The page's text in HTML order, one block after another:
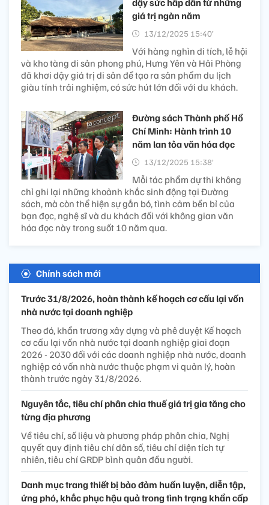
dậy sức hấp dẫn từ những
giá trị ngàn năm
13/12/2025 15:40’
Với hàng nghìn di tích, lễ hội
và kho tàng di sản phong phú, Hưng Yên và Hải Phòng
đã khơi dậy giá trị di sản để tạo ra sản phẩm du lịch
giàu tính trải nghiệm, có sức hút lớn đối với du khách.
Đường sách Thành phố Hồ
Chí Minh: Hành trình 10
năm lan tỏa văn hóa đọc
13/12/2025 15:38’
Mỗi tác phẩm dự thi không
chỉ ghi lại những khoảnh khắc sinh động tại Đường
sách, mà còn thể hiện sự gắn bó, tình cảm bền bỉ của
bạn đọc, nghệ sĩ và du khách đối với không gian văn
hóa đọc này trong suốt 10 năm qua.
Chính sách mới
Trước 31/8/2026, hoàn thành kế hoạch cơ cấu lại vốn
nhà nước tại doanh nghiệp
Theo đó, khẩn trương xây dựng và phê duyệt Kế hoạch
cơ cấu lại vốn nhà nước tại doanh nghiệp giai đoạn
2026 - 2030 đối với các doanh nghiệp nhà nước, doanh
nghiệp có vốn nhà nước thuộc phạm vi quản lý, hoàn
thành trước ngày 31/8/2026.
Nguyên tắc, tiêu chí phân chia thuế giá trị gia tăng cho
từng địa phương
Về tiêu chí, số liệu và phương pháp phân chia, Nghị
quyết quy định tiêu chí dân số, tiêu chí diện tích tự
nhiên, tiêu chí GRDP bình quân đầu người.
Danh mục trang thiết bị bảo đảm huấn luyện, diễn tập,
ứng phó, khắc phục hậu quả trong tình trạng khẩn cấp